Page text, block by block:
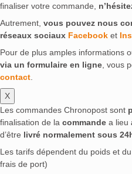
finaliser votre commande,
Autrement, vous pouvez nous
réseaux sociaux Facebook et
Pour de plus amples informations
via un formulaire en ligne , vous
contact
X
Les commandes Chronopost sont
finalisation de la commande a lieu
d’être livré normalement sous
Les tarifs dépendent du poids et
frais de port)